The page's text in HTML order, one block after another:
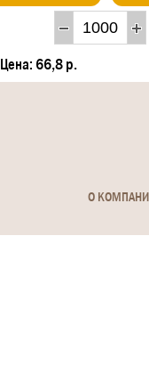
Цена: 66,8 р.
О